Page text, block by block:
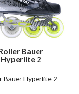
Bauer
Hyperlite 2
Bauer Hyperlite 2